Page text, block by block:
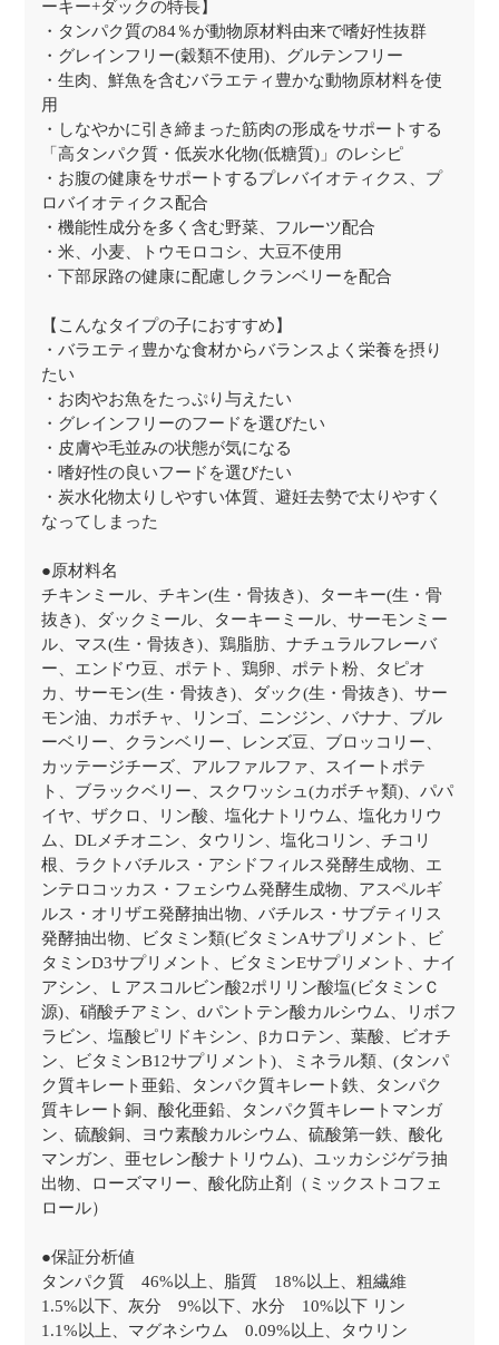
ーキー+ダックの特長】
・タンパク質の84％が動物原材料由来で嗜好性抜群
・グレインフリー(穀類不使用)、グルテンフリー
・生肉、鮮魚を含むバラエティ豊かな動物原材料を使
用
・しなやかに引き締まった筋肉の形成をサポートする
「高タンパク質・低炭水化物(低糖質)」のレシピ
・お腹の健康をサポートするプレバイオティクス、プ
ロバイオティクス配合
・機能性成分を多く含む野菜、フルーツ配合
・米、小麦、トウモロコシ、大豆不使用
・下部尿路の健康に配慮しクランベリーを配合
【こんなタイプの子におすすめ】
・バラエティ豊かな食材からバランスよく栄養を摂り
たい
・お肉やお魚をたっぷり与えたい
・グレインフリーのフードを選びたい
・皮膚や毛並みの状態が気になる
・嗜好性の良いフードを選びたい
・炭水化物太りしやすい体質、避妊去勢で太りやすく
なってしまった
●原材料名
チキンミール、チキン(生・骨抜き)、ターキー(生・骨
抜き)、ダックミール、ターキーミール、サーモンミー
ル、マス(生・骨抜き)、鶏脂肪、ナチュラルフレーバ
ー、エンドウ豆、ポテト、鶏卵、ポテト粉、タピオ
カ、サーモン(生・骨抜き)、ダック(生・骨抜き)、サー
モン油、カボチャ、リンゴ、ニンジン、バナナ、ブル
ーベリー、クランベリー、レンズ豆、ブロッコリー、
カッテージチーズ、アルファルファ、スイートポテ
ト、ブラックベリー、スクワッシュ(カボチャ類)、パパ
イヤ、ザクロ、リン酸、塩化ナトリウム、塩化カリウ
ム、DLメチオニン、タウリン、塩化コリン、チコリ
根、ラクトバチルス・アシドフィルス発酵生成物、エ
ンテロコッカス・フェシウム発酵生成物、アスペルギ
ルス・オリザエ発酵抽出物、バチルス・サブティリス
発酵抽出物、ビタミン類(ビタミンAサプリメント、ビ
タミンD3サプリメント、ビタミンEサプリメント、ナイ
アシン、Ｌアスコルビン酸2ポリリン酸塩(ビタミンＣ
源)、硝酸チアミン、dパントテン酸カルシウム、リボフ
ラビン、塩酸ピリドキシン、βカロテン、葉酸、ビオチ
ン、ビタミンB12サプリメント)、ミネラル類、(タンパ
ク質キレート亜鉛、タンパク質キレート鉄、タンパク
質キレート銅、酸化亜鉛、タンパク質キレートマンガ
ン、硫酸銅、ヨウ素酸カルシウム、硫酸第一鉄、酸化
マンガン、亜セレン酸ナトリウム)、ユッカシジゲラ抽
出物、ローズマリー、酸化防止剤（ミックストコフェ
ロール）
●保証分析値
タンパク質 46%以上、脂質 18%以上、粗繊維
1.5%以下、灰分 9%以下、水分 10%以下 リン
1.1%以上、マグネシウム 0.09%以上、タウリン